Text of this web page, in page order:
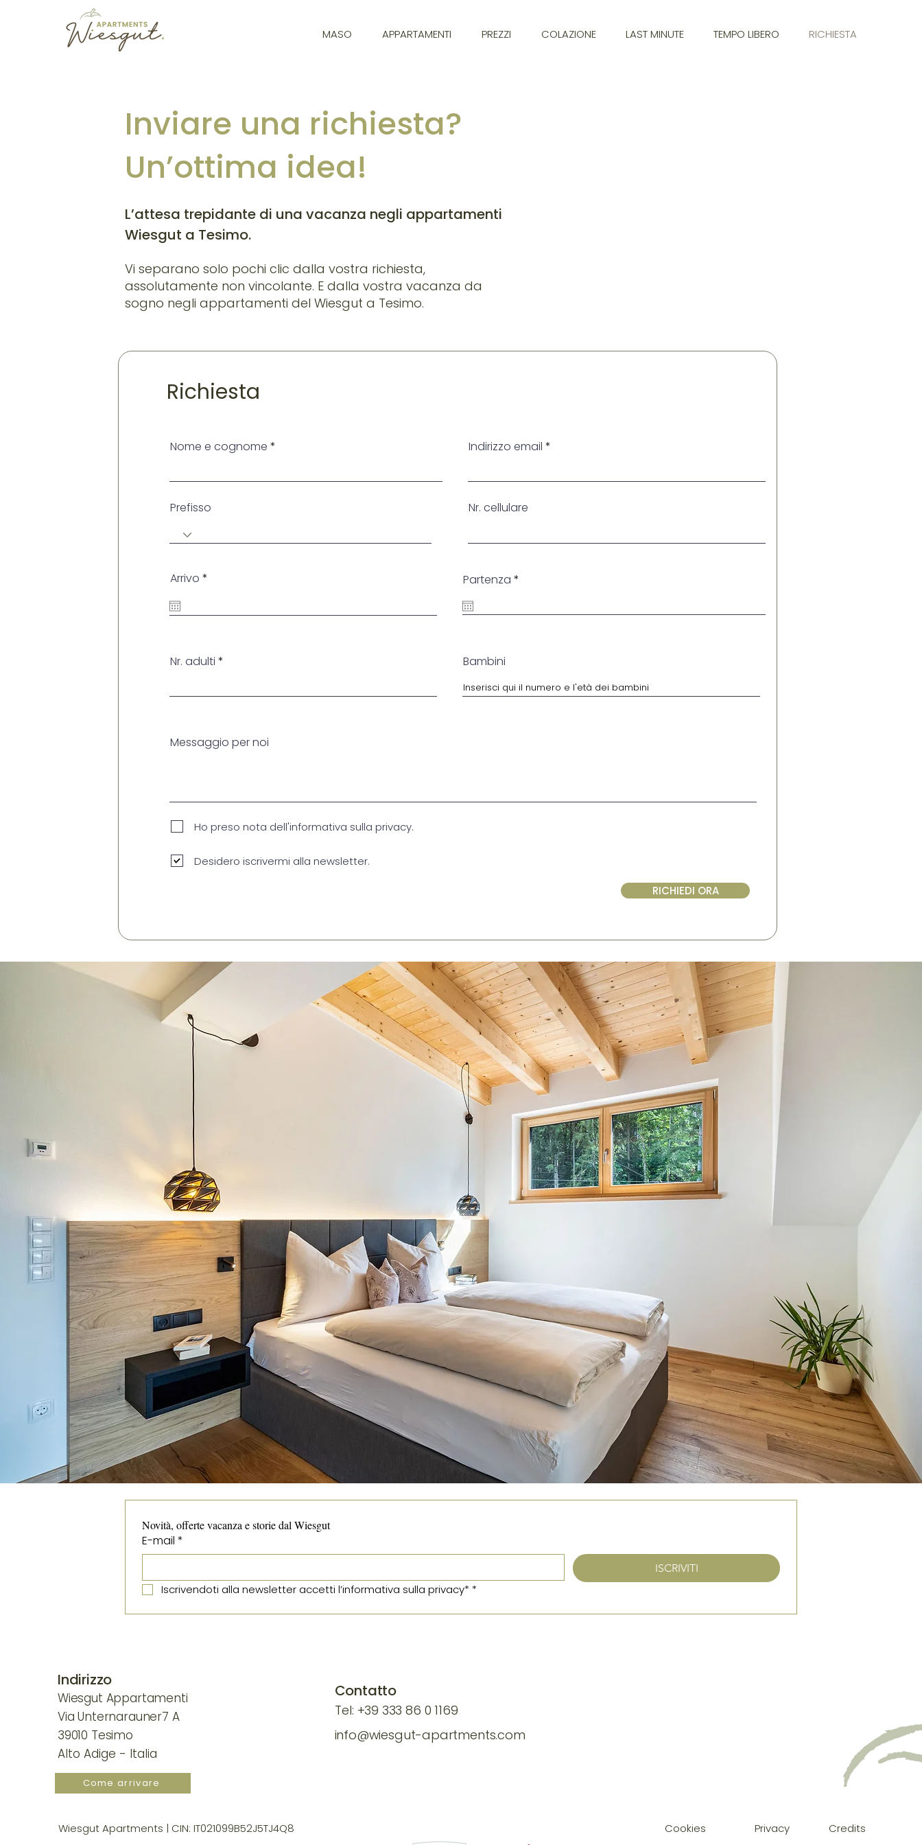
MASO APPARTAMENTI PREZZI COLAZIONE LAST MINUTE TEMPO LIBERO RICHIESTA
Inviare una richiesta?
Un’ottima idea!
L’attesa trepidante di una vacanza negli appartamenti
Wiesgut a Tesimo.
Vi separano solo pochi clic dalla vostra richiesta,
assolutamente non vincolante. E dalla vostra vacanza da
sogno negli appartamenti del Wiesgut a Tesimo.
Richiesta
Nome e cognome Indirizzo email
Prefisso Nr. cellulare
Arrivo *
d
Partenza *
u
Nr. adulti Bambini
Messaggio per noi
Ho preso nota dell'informativa sulla privacy.
Desidero iscrivermi alla newsletter.
RICHIEDI ORA
Novità, offerte vacanza e storie dal Wiesgut
E-mail *
ISCRIVITI
Iscrivendoti alla newsletter accetti l’informativa sulla privacy* *
Indirizzo
Wiesgut Appartamenti
Via Unternarauner7 A
39010 Tesimo
Alto Adige - Italia
Come arrivare
Contatto
Tel: +39 333 86 0 1169
info@wiesgut-apartments.com
Wiesgut Apartments | CIN: IT021099B52J5TJ4Q8 Cookies Privacy Credits